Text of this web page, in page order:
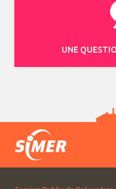
UNE